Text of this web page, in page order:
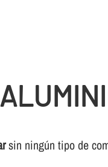
sin ningún tipo de